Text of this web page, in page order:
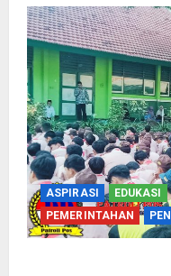
ASPIRASI EDUKASI
PEMERINTAHAN